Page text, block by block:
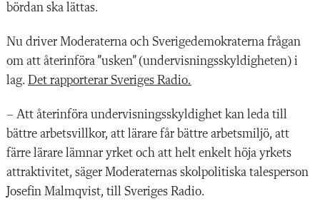
bördan ska lättas.
Nu driver Moderaterna och Sverigedemokraterna frågan
om att återinföra ”usken” (undervisningsskyldigheten) i
lag. Det rapporterar Sveriges Radio.
– Att återinföra undervisningsskyldighet kan leda till
bättre arbetsvillkor, att lärare får bättre arbetsmiljö, att
färre lärare lämnar yrket och att helt enkelt höja yrkets
attraktivitet, säger Moderaternas skolpolitiska talesperson
Josefin Malmqvist, till Sveriges Radio.